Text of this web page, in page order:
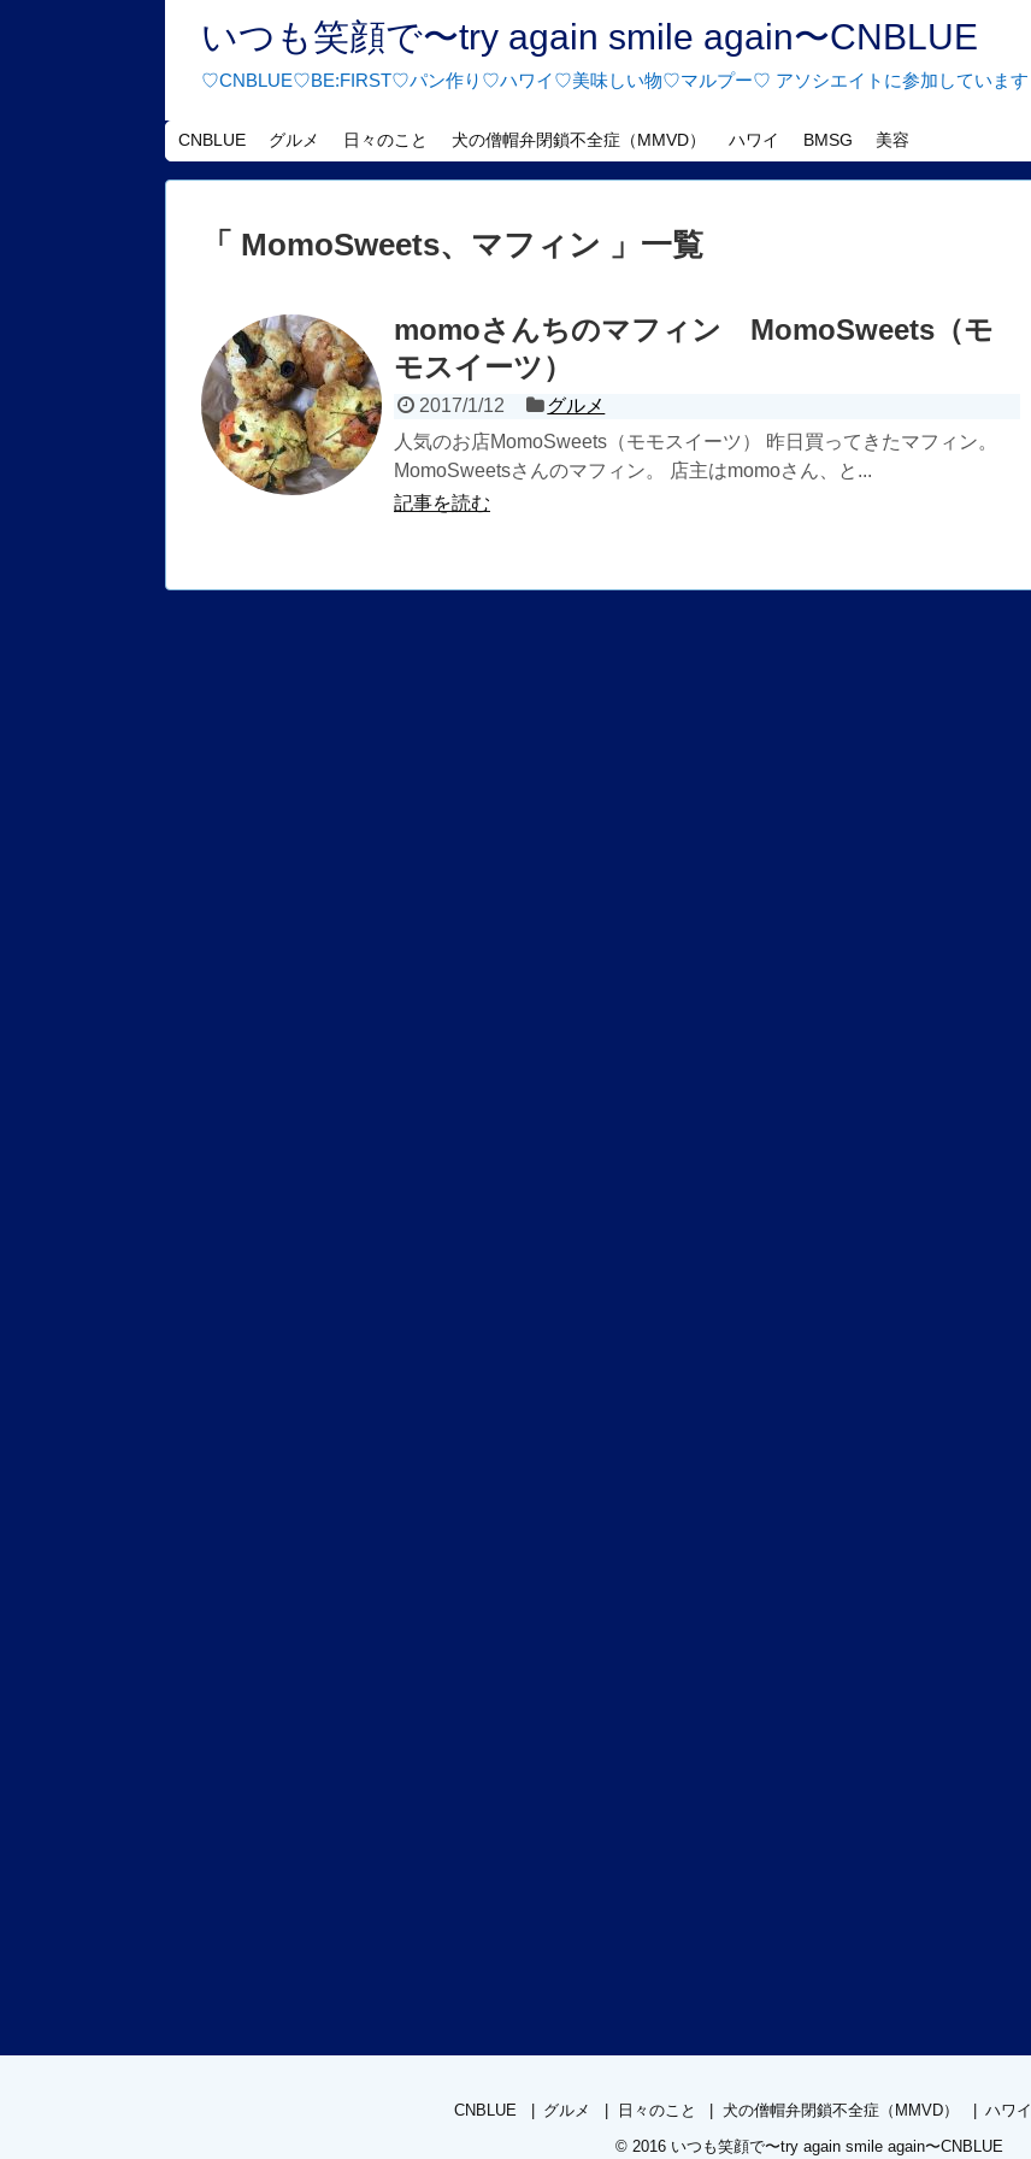
いつも笑顔で〜try again smile again〜CNBLUE
♡CNBLUE♡BE:FIRST♡パン作り♡ハワイ♡美味しい物♡マルプー♡ アソシエイトに参加しています
CNBLUE グルメ 日々のこと 犬の僧帽弁閉鎖不全症（MMVD） ハワイ BMSG 美容
「 MomoSweets、マフィン 」一覧
momoさんちのマフィン MomoSweets（モ
モスイーツ）
2017/1/12
グルメ
人気のお店MomoSweets（モモスイーツ） 昨日買ってきたマフィン。
MomoSweetsさんのマフィン。 店主はmomoさん、と...
記事を読む
CNBLUE グルメ 日々のこと 犬の僧帽弁閉鎖不全症（MMVD） ハワイ
© 2016 いつも笑顔で〜try again smile again〜CNBLUE